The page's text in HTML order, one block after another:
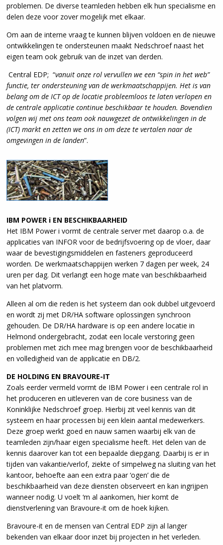
problemen. De diverse teamleden hebben elk hun specialisme en
delen deze voor zover mogelijk met elkaar.
Om aan de interne vraag te kunnen blijven voldoen en de nieuwe
ontwikkelingen te ondersteunen maakt Nedschroef naast het
eigen team ook gebruik van de inzet van derden.
Central EDP; “vanuit onze rol vervullen we een “spin in het web”
functie, ter ondersteuning van de werkmaatschappijen. Het is van
belang om de ICT op de locatie probleemloos te laten verlopen en
de centrale applicatie continue beschikbaar te houden. Bovendien
volgen wij met ons team ook nauwgezet de ontwikkelingen in de
(ICT) markt en zetten we ons in om deze te vertalen naar de
omgevingen in de landen”.
IBM POWER i EN BESCHIKBAARHEID
Het IBM Power i vormt de centrale server met daarop o.a. de
applicaties van INFOR voor de bedrijfsvoering op de vloer, daar
waar de bevestigingsmiddelen en fasteners geproduceerd
worden. De werkmaatschappijen werken 7 dagen per week, 24
uren per dag. Dit verlangt een hoge mate van beschikbaarheid
van het platvorm.
Alleen al om die reden is het systeem dan ook dubbel uitgevoerd
en wordt zij met DR/HA software oplossingen synchroon
gehouden. De DR/HA hardware is op een andere locatie in
Helmond ondergebracht, zodat een locale verstoring geen
problemen met zich mee mag brengen voor de beschikbaarheid
en volledigheid van de applicatie en DB/2.
DE HOLDING EN BRAVOURE-IT
Zoals eerder vermeld vormt de IBM Power i een centrale rol in
het produceren en uitleveren van de core business van de
Koninklijke Nedschroef groep. Hierbij zit veel kennis van dit
systeem en haar processen bij een klein aantal medewerkers.
Deze groep werkt goed en nauw samen waarbij elk van de
teamleden zijn/haar eigen specialisme heeft. Het delen van de
kennis daarover kan tot een bepaalde diepgang. Daarbij is er in
tijden van vakantie/verlof, ziekte of simpelweg na sluiting van het
kantoor, behoefte aan een extra paar ‘ogen’ die de
beschikbaarheid van deze diensten observeert en kan ingrijpen
wanneer nodig. U voelt ‘m al aankomen, hier komt de
dienstverlening van Bravoure-it om de hoek kijken.
Bravoure-it en de mensen van Central EDP zijn al langer
bekenden van elkaar door inzet bij projecten in het verleden.